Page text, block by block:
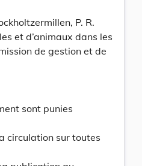
P. R.
et d’animaux dans les
de gestion et de
sont punies
circulation sur toutes